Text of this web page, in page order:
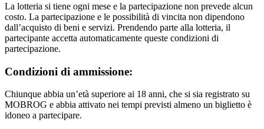
La lotteria si tiene ogni mese e la partecipazione non prevede alcun
costo. La partecipazione e le possibilità di vincita non dipendono
dall’acquisto di beni e servizi. Prendendo parte alla lotteria, il
partecipante accetta automaticamente queste condizioni di
partecipazione.
Condizioni di ammissione:
Chiunque abbia un’età superiore ai 18 anni, che si sia registrato su
MOBROG e abbia attivato nei tempi previsti almeno un biglietto è
idoneo a partecipare.